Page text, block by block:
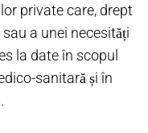
private care, drept
a unei necesități
la date în scopul
sanitară și în